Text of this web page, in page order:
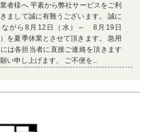
者様へ 平素から弊社サービスをご利
まして誠に有難うございます。 誠に
ながら8月12日（水）～ 8月19日
）を夏季休業とさせて頂きます。 急用
は各担当者に直接ご連絡を頂きます
い申し上げます。 ご不便を...